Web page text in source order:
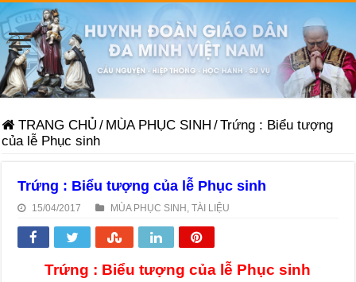
TRANG CHỦ / MÙA PHỤC SINH /Trứng : Biểu tượng
của lễ Phục sinh
Trứng : Biểu tượng của lễ Phục sinh
15/04/2017 MÙA PHỤC SINH ,TÀI LIỆU
Trứng : Biểu tượng của lễ Phục sinh